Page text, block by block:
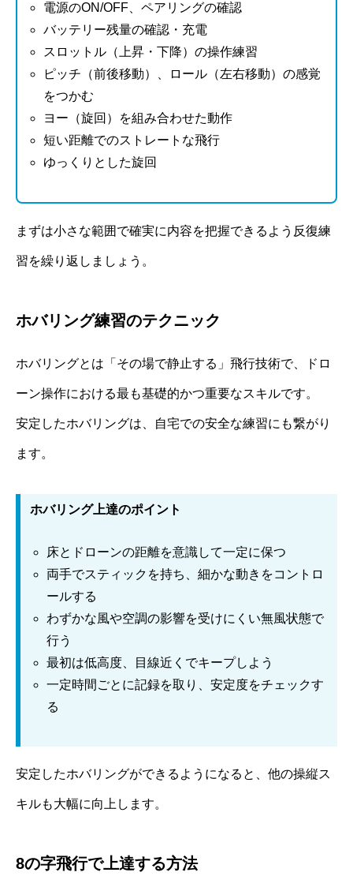
電源のON/OFF、ペアリングの確認
バッテリー残量の確認・充電
スロットル（上昇・下降）の操作練習
ピッチ（前後移動）、ロール（左右移動）の感覚
をつかむ
ヨー（旋回）を組み合わせた動作
短い距離でのストレートな飛行
ゆっくりとした旋回
まずは小さな範囲で確実に内容を把握できるよう反復練
習を繰り返しましょう。
ホバリング練習のテクニック
ホバリングとは「その場で静止する」飛行技術で、ドロ
ーン操作における最も基礎的かつ重要なスキルです。
安定したホバリングは、自宅での安全な練習にも繋がり
ます。
ホバリング上達のポイント
床とドローンの距離を意識して一定に保つ
両手でスティックを持ち、細かな動きをコントロ
ールする
わずかな風や空調の影響を受けにくい無風状態で
行う
最初は低高度、目線近くでキープしよう
一定時間ごとに記録を取り、安定度をチェックす
る
安定したホバリングができるようになると、他の操縦ス
キルも大幅に向上します。
8の字飛行で上達する方法